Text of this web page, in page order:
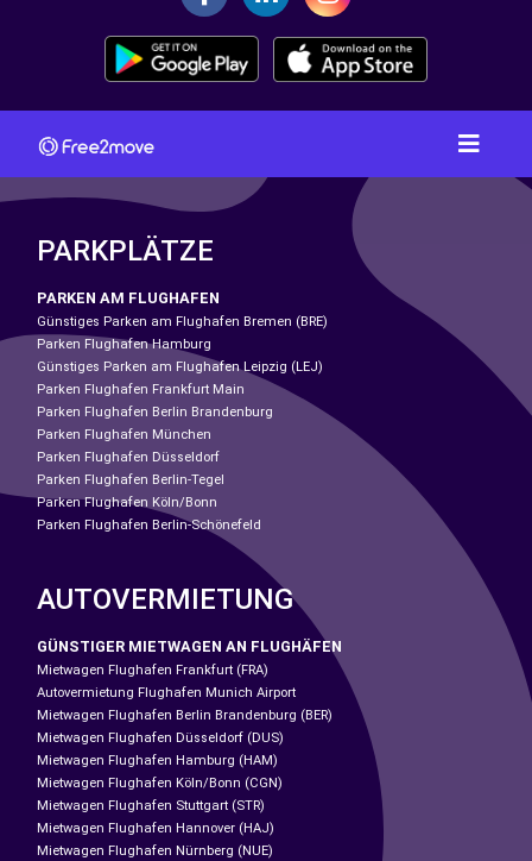
PARKPLÄTZE
PARKEN AM FLUGHAFEN
Günstiges Parken am Flughafen Bremen (BRE)
Parken Flughafen Hamburg
Günstiges Parken am Flughafen Leipzig (LEJ)
Parken Flughafen Frankfurt Main
Parken Flughafen Berlin Brandenburg
Parken Flughafen München
Parken Flughafen Düsseldorf
Parken Flughafen Berlin-Tegel
Parken Flughafen Köln/Bonn
Parken Flughafen Berlin-Schönefeld
AUTOVERMIETUNG
GÜNSTIGER MIETWAGEN AN FLUGHÄFEN
Mietwagen Flughafen Frankfurt (FRA)
Autovermietung Flughafen Munich Airport
Mietwagen Flughafen Berlin Brandenburg (BER)
Mietwagen Flughafen Düsseldorf (DUS)
Mietwagen Flughafen Hamburg (HAM)
Mietwagen Flughafen Köln/Bonn (CGN)
Mietwagen Flughafen Stuttgart (STR)
Mietwagen Flughafen Hannover (HAJ)
Mietwagen Flughafen Nürnberg (NUE)